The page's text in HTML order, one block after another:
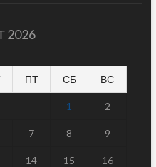
2026
ПТ СБ ВС
1 2
7 8 9
14 15 16